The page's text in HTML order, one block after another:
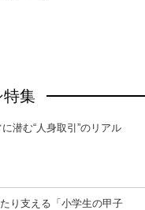
集
潜む“人身取引”のリアル
り支える「小学生の甲子